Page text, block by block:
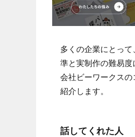
多くの企業にとっ
準と実制作の難易
会社ビーワークス
紹介します。
話してくれた人